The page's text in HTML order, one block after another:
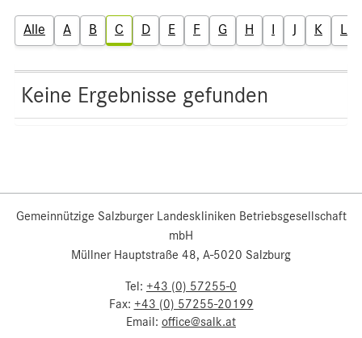
Alle A B C D E F G H I J K L
Keine Ergebnisse gefunden
Gemeinnützige Salzburger Landeskliniken Betriebsgesellschaft
mbH
Müllner Hauptstraße 48, A-5020 Salzburg
Tel: +43 (0) 57255-0
Fax: +43 (0) 57255-20199
Email: office@salk.at